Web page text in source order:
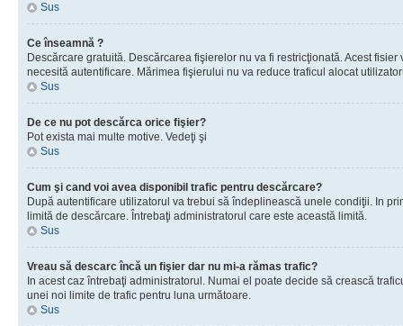
Sus
Ce înseamnă ?
Descărcare gratuită. Descărcarea fişierelor nu va fi restricţionată. Acest
necesită autentificare. Mărimea fişierului nu va reduce traficul alocat
Sus
De ce nu pot descărca orice fişier?
Pot exista mai multe motive. Vedeţi şi
Sus
Cum şi cand voi avea disponibil trafic pentru descărcare?
După autentificare utilizatorul va trebui să îndeplinească unele condiţii. In
limită de descărcare. Întrebaţi administratorul care este această limită.
Sus
Vreau să descarc încă un fişier dar nu mi-a rămas trafic?
In acest caz întrebaţi administratorul. Numai el poate decide să crească
unei noi limite de trafic pentru luna următoare.
Sus